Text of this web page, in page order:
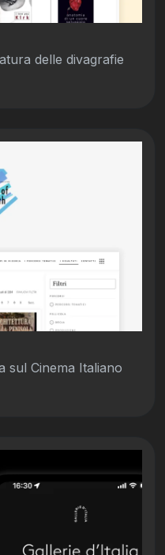
delle divagrafie
sul Cinema Italiano